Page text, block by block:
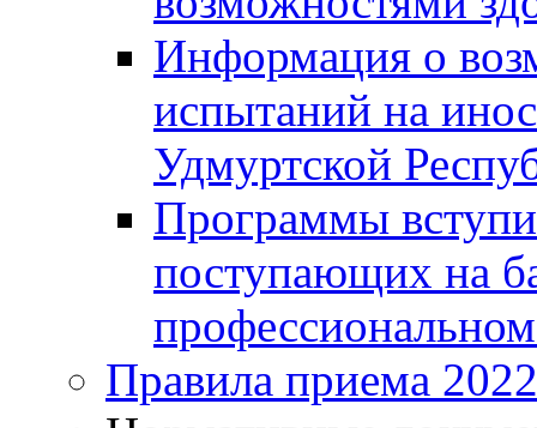
Информация о
испытаний на
Удмуртской
Программы
поступающих на
Правила приема